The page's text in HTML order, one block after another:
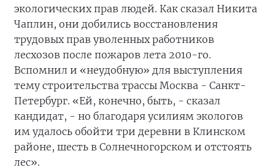
экологических прав людей. Как сказал Никита
Чаплин, они добились восстановления
трудовых прав уволенных работников
лесхозов после пожаров лета 2010-го.
Вспомнил и «неудобную» для выступления
тему строительства трассы Москва - Санкт-
Петербург. «Ей, конечно, быть, - сказал
кандидат, - но благодаря усилиям экологов
им удалось обойти три деревни в Клинском
районе, шесть в Солнечногорском и отстоять
лес».